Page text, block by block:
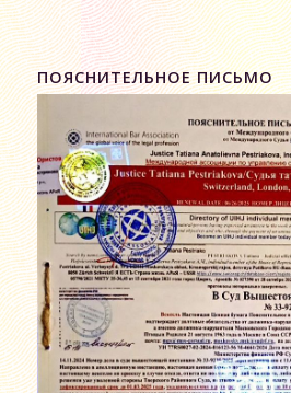
ПОЯСНИТЕЛЬНОЕ ПИСЬМО